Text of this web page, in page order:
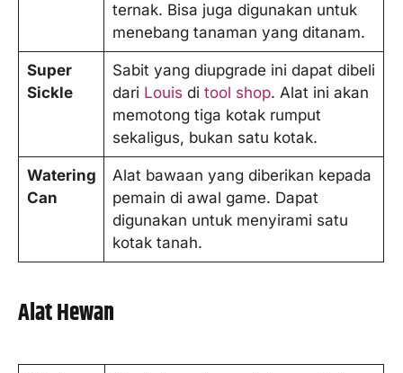
ternak. Bisa juga digunakan untuk
menebang tanaman yang ditanam.
Super
Sickle
Sabit yang diupgrade ini dapat dibeli
dari Louis di tool shop. Alat ini akan
memotong tiga kotak rumput
sekaligus, bukan satu kotak.
Watering
Can
Alat bawaan yang diberikan kepada
pemain di awal game. Dapat
digunakan untuk menyirami satu
kotak tanah.
Alat Hewan